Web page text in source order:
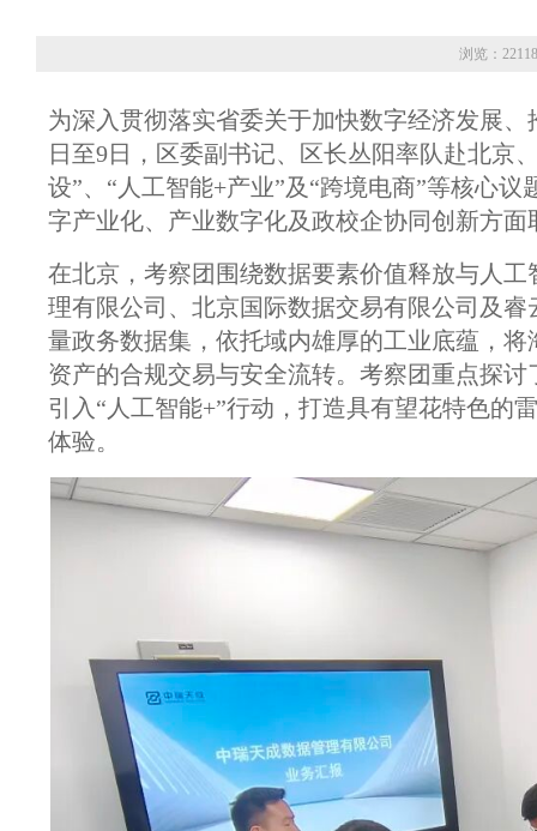
浏览：
为深入贯彻落实省委关于加快数字经济发展
日至9日，区委副书记、区长丛阳率队赴北京
设”、“人工智能+产业”及“跨境电商”等核心
字产业化、产业数字化及政校企协同创新方面
在北京，考察团围绕数据要素价值释放与人
理有限公司、北京国际数据交易有限公司及
量政务数据集，依托域内雄厚的工业底蕴，
资产的合规交易与安全流转。考察团重点探
引入“人工智能+”行动，打造具有望花特色的
体验。